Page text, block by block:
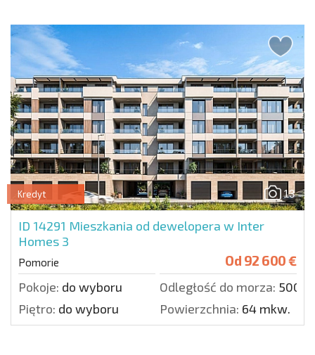
13
Kredyt
ID 14291 Mieszkania od dewelopera w Inter
Homes 3
Pomorie Od 92 600 €
Pokoje: do wyboru Odległość do morza: 500
Piętro: do wyboru Powierzchnia: 64 mkw.